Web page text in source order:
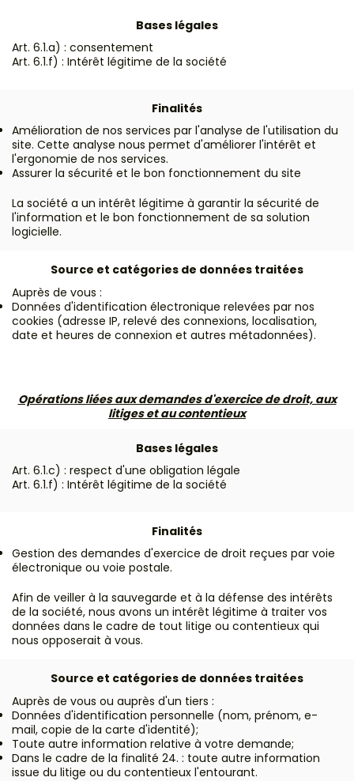
Bases légales
Art. 6.1.a) : consentement
Art. 6.1.f) : Intérêt légitime de la société
Finalités
Amélioration de nos services par l'analyse de l'utilisation du
site. Cette analyse nous permet d'améliorer l'intérêt et
l'ergonomie de nos services.
Assurer la sécurité et le bon fonctionnement du site
La société a un intérêt légitime à garantir la sécurité de
l'information et le bon fonctionnement de sa solution
logicielle.
Source et catégories de données traitées
Auprès de vous :
Données d'identification électronique relevées par nos
cookies (adresse IP, relevé des connexions, localisation,
date et heures de connexion et autres métadonnées).
Opérations liées aux demandes d'exercice de droit, aux
litiges et au contentieux
Bases légales
Art. 6.1.c) : respect d'une obligation légale
Art. 6.1.f) : Intérêt légitime de la société
Finalités
Gestion des demandes d'exercice de droit reçues par voie
électronique ou voie postale.
Afin de veiller à la sauvegarde et à la défense des intérêts
de la société, nous avons un intérêt légitime à traiter vos
données dans le cadre de tout litige ou contentieux qui
nous opposerait à vous.
Source et catégories de données traitées
Auprès de vous ou auprès d'un tiers :
Données d'identification personnelle (nom, prénom, e-
mail, copie de la carte d'identité);
Toute autre information relative à votre demande;
Dans le cadre de la finalité 24. : toute autre information
issue du litige ou du contentieux l'entourant.